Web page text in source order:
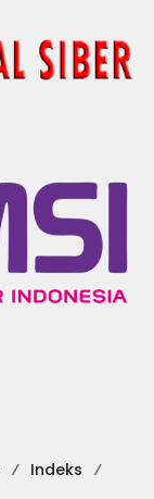
Indeks